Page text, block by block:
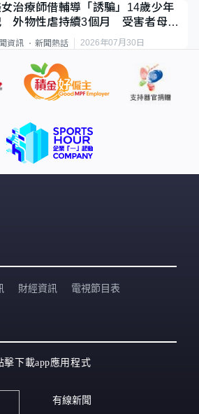
治療師借輔導「誘騙」14歲少年
外物性虐持續3個月 受害者母：
保護其他人
資訊 新聞熱話 2026年07月30日
財經資訊 電視節目表
擊下載app應用程式
有線新聞